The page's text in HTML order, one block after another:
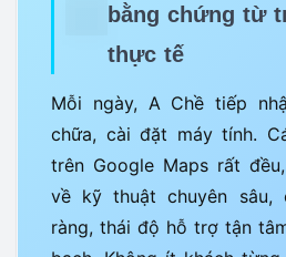
bằng chứng từ
thực tế
Mỗi ngày, A Chề tiếp
chữa, cài đặt máy tính.
trên Google Maps rất
về kỹ thuật chuyên sâu,
ràng, thái độ hỗ trợ tận